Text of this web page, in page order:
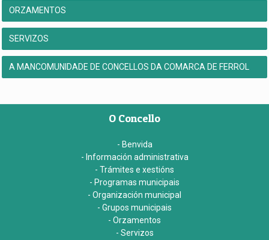
ORZAMENTOS
SERVIZOS
A MANCOMUNIDADE DE CONCELLOS DA COMARCA DE FERROL
O Concello
- Benvida
- Información administrativa
- Trámites e xestións
- Programas municipais
- Organización municipal
- Grupos municipais
- Orzamentos
- Servizos